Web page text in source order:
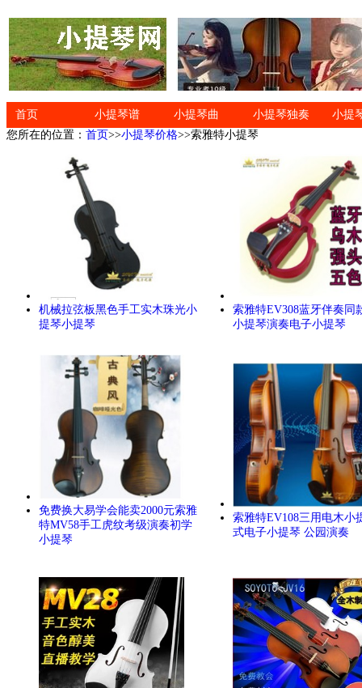
首页 小提琴谱 小提琴曲 小提琴独奏
小提
您所在的位置： 首页>>小提琴价格>>索雅特小提琴
机械拉弦板黑色手工实木珠光小
提琴小提琴
索雅特EV308蓝牙伴奏同
小提琴演奏电子小提琴
免费换大易学会能卖2000元索雅
特MV58手工虎纹考级演奏初学
小提琴
索雅特EV108三用电木小
式电子小提琴 公园演奏